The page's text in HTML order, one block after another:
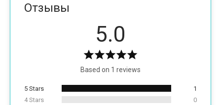
Отзывы
5.0
Based on 1 reviews
5 Stars
1
4 Stars
0